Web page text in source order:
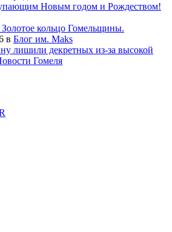
Новым годом и Рождеством!
кольцо Гомельщины.
в Блог им. Maks
лишили декретных из-за высокой
Гомеля